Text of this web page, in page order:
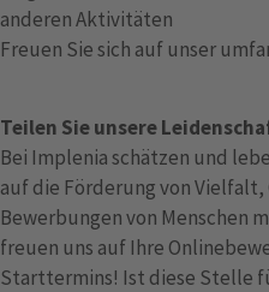
anderen Aktivitäten
Freuen Sie sich auf unser
Teilen Sie unsere
Bei Implenia schätzen und
auf die Förderung von
Bewerbungen von Menschen
freuen uns auf Ihre
Starttermins! Ist diese Stelle